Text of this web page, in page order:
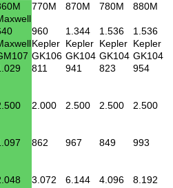
770M 870M 780M 880M
960 1.344 1.536
1.536
Kepler Kepler Kepler Kepler
GK106 GK104 GK104 GK104
811 941 823 954
2.000 2.500 2.500 2.500
862 967 849 993
3.072 6.144 4.096 8.192